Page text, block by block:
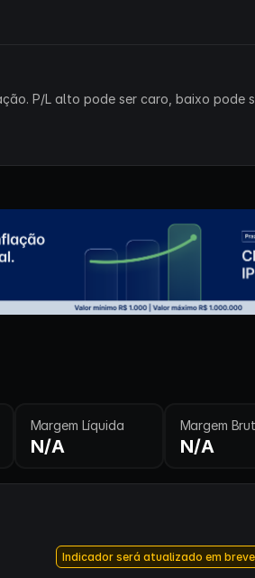
P/L alto pode ser caro, baixo pode
Margem Líquida
N/A
Margem
N/A
Indicador será atualizado em breve